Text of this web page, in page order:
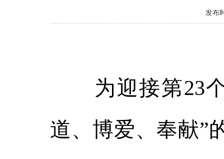
发布
为迎接第23个
道、博爱、奉献”